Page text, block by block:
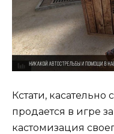
Кстати, касательно
продается в игре
кастомизация